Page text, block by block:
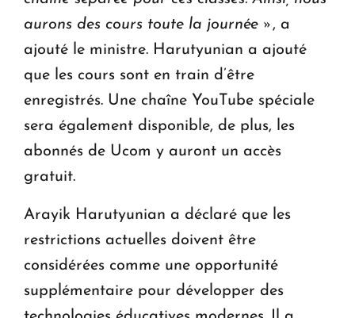
aurons des cours toute la journée », a
ajouté le ministre. Harutyunian a ajouté
que les cours sont en train d’être
enregistrés. Une chaîne YouTube spéciale
sera également disponible, de plus, les
abonnés de Ucom y auront un accès
gratuit.
Arayik Harutyunian a déclaré que les
restrictions actuelles doivent être
considérées comme une opportunité
supplémentaire pour développer des